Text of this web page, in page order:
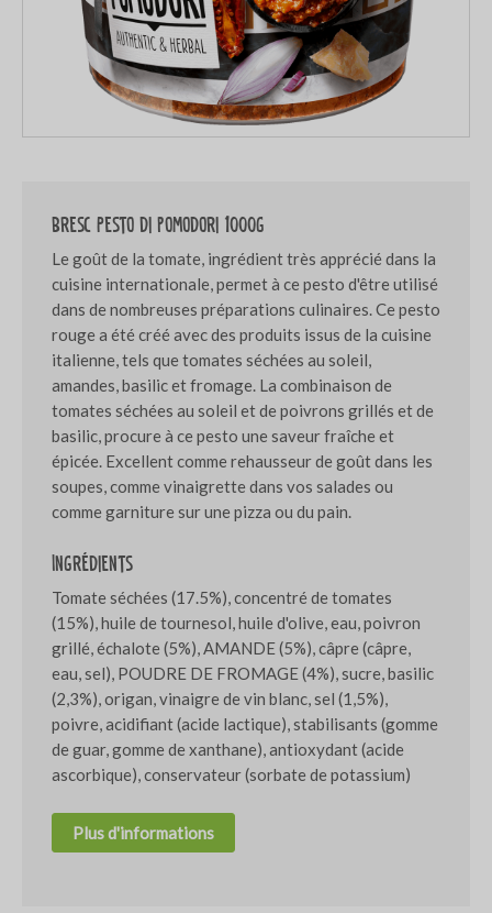
Bresc Pesto di pomodori 1000g
Le goût de la tomate, ingrédient très apprécié dans la
cuisine internationale, permet à ce pesto d'être utilisé
dans de nombreuses préparations culinaires. Ce pesto
rouge a été créé avec des produits issus de la cuisine
italienne, tels que tomates séchées au soleil,
amandes, basilic et fromage. La combinaison de
tomates séchées au soleil et de poivrons grillés et de
basilic, procure à ce pesto une saveur fraîche et
épicée. Excellent comme rehausseur de goût dans les
soupes, comme vinaigrette dans vos salades ou
comme garniture sur une pizza ou du pain.
Ingrédients
Tomate séchées (17.5%), concentré de tomates
(15%), huile de tournesol, huile d'olive, eau, poivron
grillé, échalote (5%), AMANDE (5%), câpre (câpre,
eau, sel), POUDRE DE FROMAGE (4%), sucre, basilic
(2,3%), origan, vinaigre de vin blanc, sel (1,5%),
poivre, acidifiant (acide lactique), stabilisants (gomme
de guar, gomme de xanthane), antioxydant (acide
ascorbique), conservateur (sorbate de potassium)
Plus d'informations